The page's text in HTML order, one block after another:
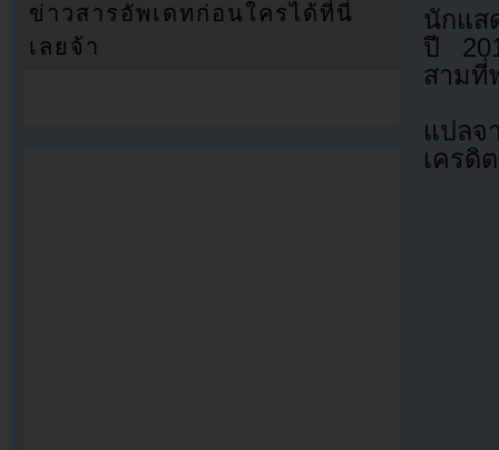
นักแส
ปี
สามที่
แปล
เครดิ
ข่าวสารอัพเดทก่อนใครได้ที่นี่
เลยจ้า